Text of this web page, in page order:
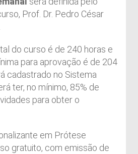
Prof. Dr. Pedro César
do curso é de 240 horas e
para aprovação é de 204
cadastrado no Sistema
ter, no mínimo, 85% de
para obter o
em Prótese
gratuito, com emissão de